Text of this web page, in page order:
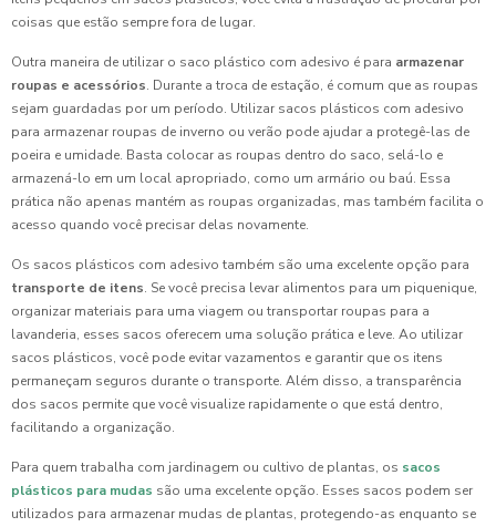
coisas que estão sempre fora de lugar.
Outra maneira de utilizar o saco plástico com adesivo é para armazenar
roupas e acessórios. Durante a troca de estação, é comum que as roupas
sejam guardadas por um período. Utilizar sacos plásticos com adesivo
para armazenar roupas de inverno ou verão pode ajudar a protegê-las de
poeira e umidade. Basta colocar as roupas dentro do saco, selá-lo e
armazená-lo em um local apropriado, como um armário ou baú. Essa
prática não apenas mantém as roupas organizadas, mas também facilita o
acesso quando você precisar delas novamente.
Os sacos plásticos com adesivo também são uma excelente opção para
transporte de itens. Se você precisa levar alimentos para um piquenique,
organizar materiais para uma viagem ou transportar roupas para a
lavanderia, esses sacos oferecem uma solução prática e leve. Ao utilizar
sacos plásticos, você pode evitar vazamentos e garantir que os itens
permaneçam seguros durante o transporte. Além disso, a transparência
dos sacos permite que você visualize rapidamente o que está dentro,
facilitando a organização.
Para quem trabalha com jardinagem ou cultivo de plantas, os sacos
plásticos para mudas são uma excelente opção. Esses sacos podem ser
utilizados para armazenar mudas de plantas, protegendo-as enquanto se